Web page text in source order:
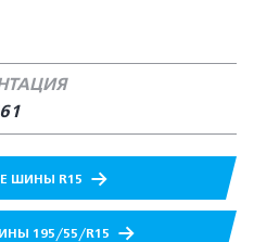
ШИНЫ R15
195/55/R15